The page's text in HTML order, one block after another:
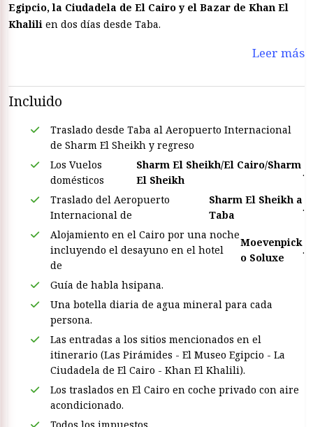
Egipcio, la Ciudadela de El Cairo y el Bazar de Khan El
Khalili en dos días desde Taba.
Leer más
Incluido
Traslado desde Taba al Aeropuerto Internacional
de Sharm El Sheikh y regreso
Los Vuelos
domésticos
Sharm El Sheikh/El Cairo/Sharm
El Sheikh
.
Traslado del Aeropuerto
Internacional de
Sharm El Sheikh a
Taba
.
Alojamiento en el Cairo por una noche
incluyendo el desayuno en el hotel
de
Moevenpick
o Soluxe
.
Guía de habla hsipana.
Una botella diaria de agua mineral para cada
persona.
Las entradas a los sitios mencionados en el
itinerario (Las Pirámides - El Museo Egipcio - La
Ciudadela de El Cairo - Khan El Khalili).
Los traslados en El Cairo en coche privado con aire
acondicionado.